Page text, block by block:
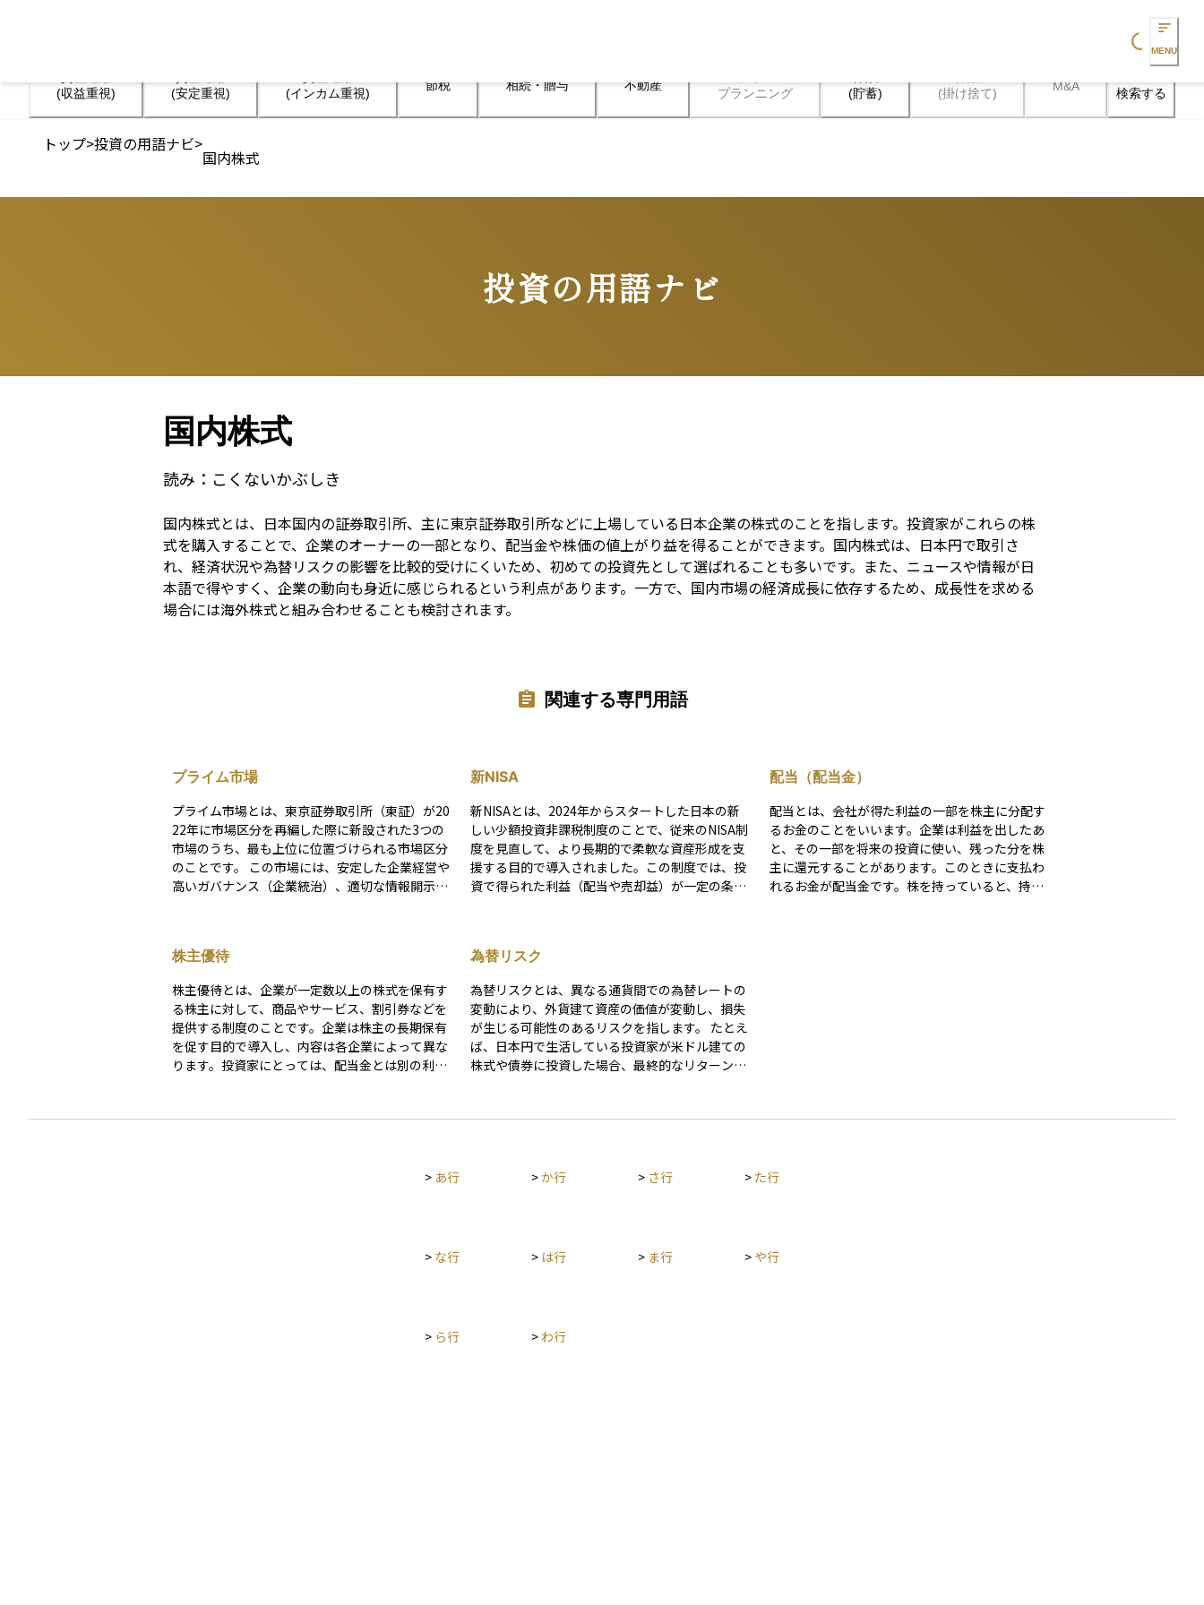
Loading...
MENU
(収益重視)
(安定重視)
(インカム重視)
節税 相続・贈与 不動産
プランニング
(貯蓄)
(掛け捨て)
M&A 検索する
トップ>投資の用語ナビ>
国内株式
投資の用語ナビ
Terms
国内株式
読み： こくないかぶしき
国内株式とは、日本国内の証券取引所、主に東京証券取引所などに上場している日本企業の株式のことを指します。投資家がこれらの株
式を購入することで、企業のオーナーの一部となり、配当金や株価の値上がり益を得ることができます。国内株式は、日本円で取引さ
れ、経済状況や為替リスクの影響を比較的受けにくいため、初めての投資先として選ばれることも多いです。また、ニュースや情報が日
本語で得やすく、企業の動向も身近に感じられるという利点があります。一方で、国内市場の経済成長に依存するため、成長性を求める
場合には海外株式と組み合わせることも検討されます。
関連する専門用語
プライム市場
プライム市場とは、東京証券取引所（東証）が20
22年に市場区分を再編した際に新設された3つの
市場のうち、最も上位に位置づけられる市場区分
のことです。 この市場には、安定した企業経営や
高いガバナンス（企業統治）、適切な情報開示が
ートガバナンス体制などの厳しい基準を満たす必
要があります。そのため、プライム市場に上場し
ている企業は、信頼性や成長性が高いと評価され
る傾向があります。投資初心者にとっても、この
市場に上場している銘柄は比較的安心して調べ始
める対象として適しています。
新NISA
新NISAとは、2024年からスタートした日本の新
しい少額投資非課税制度のことで、従来のNISA制
度を見直して、より長期的で柔軟な資産形成を支
援する目的で導入されました。この制度では、投
資で得られた利益（配当や売却益）が一定の条件
年間の投資可能額や総額の上限も大幅に引き上げ
られました。 また、非課税期間が無期限となった
ことで、より長期的な運用が可能となっていま
す。投資初心者にも利用しやすい仕組みとなって
おり、老後資金や将来の資産形成の手段として注
目されています。
配当（配当金）
配当とは、会社が得た利益の一部を株主に分配す
るお金のことをいいます。企業は利益を出したあ
と、その一部を将来の投資に使い、残った分を株
主に還元することがあります。このときに支払わ
れるお金が配当金です。株を持っていると、持ち
株主優待
株主優待とは、企業が一定数以上の株式を保有す
る株主に対して、商品やサービス、割引券などを
提供する制度のことです。企業は株主の長期保有
を促す目的で導入し、内容は各企業によって異な
ります。投資家にとっては、配当金とは別の利益
ます。
為替リスク
為替リスクとは、異なる通貨間での為替レートの
変動により、外貨建て資産の価値が変動し、損失
が生じる可能性のあるリスクを指します。 たとえ
ば、日本円で生活している投資家が米ドル建ての
株式や債券に投資した場合、最終的なリターンは
と、日本円に換算した際の資産価値が目減りして
為替リスクは、外国株式、外貨建て債券、海外不
通貨や地域に分散して投資する、長期的な視点で
> あ行 >か行 > さ行 > た行
> な行 > は行 > ま行 > や行
> ら行 > わ行